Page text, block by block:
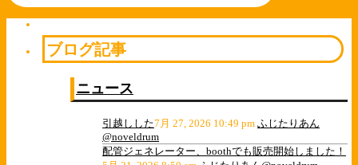
ブログ記事
ニュース
引越しした7月 27, 2026 10:49 pm ふじたりあん
@noveldrum
配管ジェネレーター、boothでも販売開始しました！